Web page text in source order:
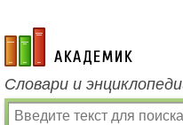
academic.ru
Словари и